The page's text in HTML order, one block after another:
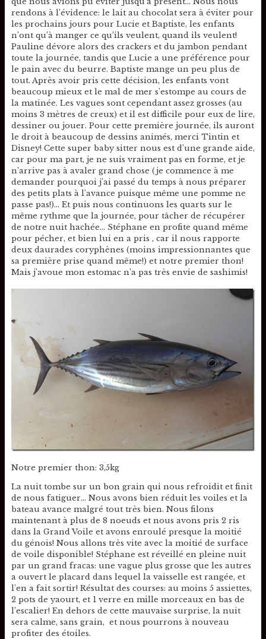
rendons à l’évidence: le lait au chocolat sera à éviter pour
les prochains jours pour Lucie et Baptiste, les enfants
n’ont qu’à manger ce qu’ils veulent, quand ils veulent!
Pauline dévore alors des crackers et du jambon pendant
toute la journée, tandis que Lucie a une préférence pour
le pain avec du beurre. Baptiste mange un peu plus de
tout. Après avoir pris cette décision, les enfants vont
beaucoup mieux et le mal de mer s’estompe au cours de
la matinée. Les vagues sont cependant assez grosses (au
moins 3 mètres de creux) et il est difficile pour eux de lire,
dessiner ou jouer. Pour cette première journée, ils auront
le droit à beaucoup de dessins animés, merci Tintin et
Disney! Cette super baby sitter nous est d’une grande aide,
car pour ma part, je ne suis vraiment pas en forme, et je
n’arrive pas à avaler grand chose (je commence à me
demander pourquoi j’ai passé du temps à nous préparer
des petits plats à l’avance puisque même une pomme ne
passe pas!)… Et puis nous continuons les quarts sur le
même rythme que la journée, pour tâcher de récupérer
de notre nuit hachée… Stéphane en profite quand même
pour pécher, et bien lui en a pris , car il nous rapporte
deux daurades coryphènes (moins impressionnantes que
sa première prise quand même!) et notre premier thon!
Mais j’avoue mon estomac n’a pas très envie de sashimis!
Notre premier thon: 3,5kg
La nuit tombe sur un bon grain qui nous refroidit et finit
de nous fatiguer… Nous avons bien réduit les voiles et la
bateau avance malgré tout très bien. Nous filons
maintenant à plus de 8 noeuds et nous avons pris 2 ris
dans la Grand Voile et avons enroulé presque la moitié
du génois! Nous allons très vite avec la moitié de surface
de voile disponible! Stéphane est réveillé en pleine nuit
par un grand fracas: une vague plus grosse que les autres
a ouvert le placard dans lequel la vaisselle est rangée, et
l’en a fait sortir! Résultat des courses: au moins 5 assiettes,
2 pots de yaourt, et 1 verre en mille morceaux en bas de
l’escalier! En dehors de cette mauvaise surprise, la nuit
sera calme, sans grain, et nous pourrons à nouveau
profiter des étoiles.